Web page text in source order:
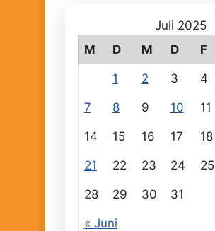
Juli 2025
M
D M D F
1 2 3 4
7 8 9 10 11
14 15 16 17 18
21 22 23 24 25
28 29 30 31
« Juni